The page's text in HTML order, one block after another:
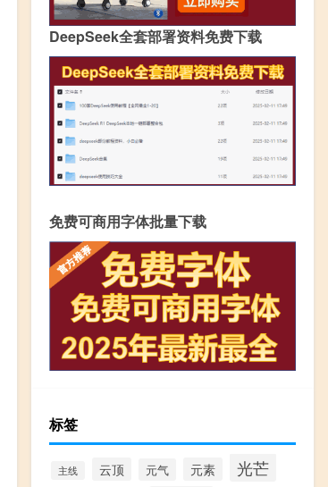
DeepSeek全套部署资料免费下载
免费可商用字体批量下载
标签
主线 云顶 元气 元素 光芒